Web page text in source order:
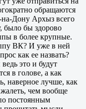
обращаются
на-Дону Архыз всего
было бы здорово
в более крупные.
ВК? И уже в ней
как ее назвать?
это и будут
в голове, а как
наверное лучше, как
чем вообще
постоянным